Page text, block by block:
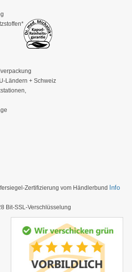
Ländern + Schweiz
Zertifizierung vom Händlerbund Info
Bit-SSL-Verschlüsselung